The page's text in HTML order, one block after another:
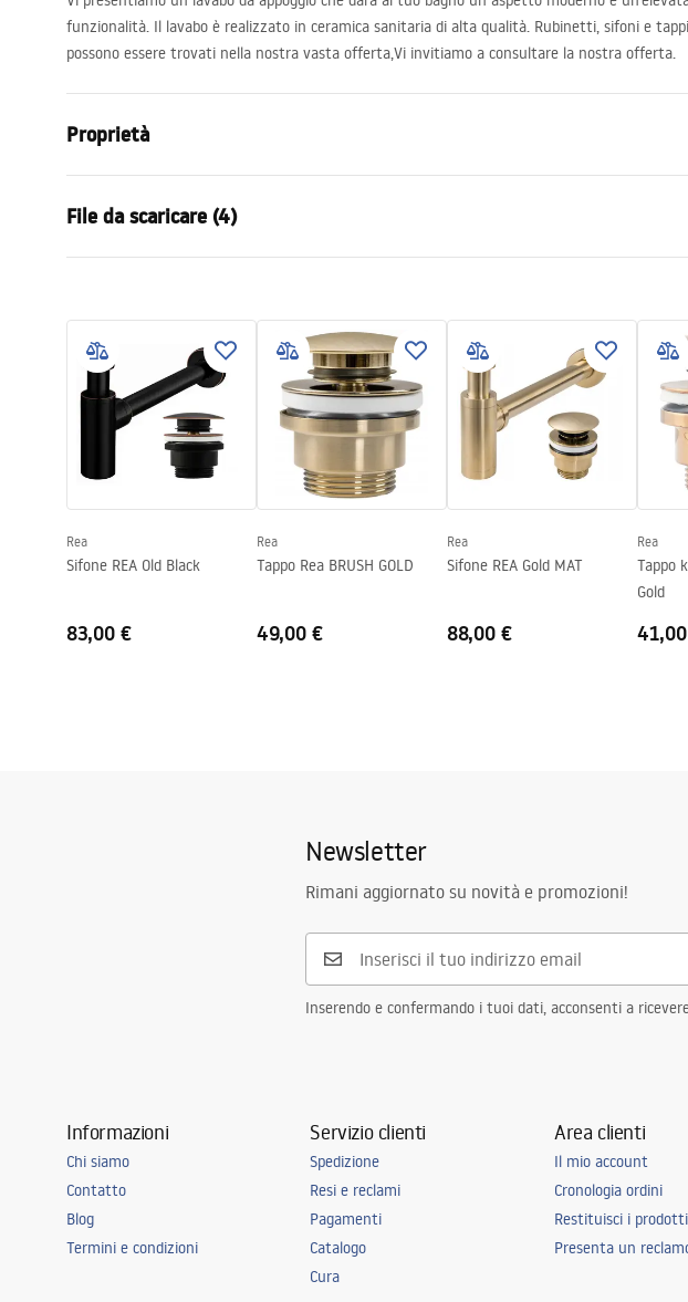
funzionalità. Il lavabo è realizzato in ceramica sanitaria di alta qualità. Rubinetti, sifoni e tappi
possono essere trovati nella nostra vasta offerta,Vi invitiamo a consultare la nostra offerta.
Proprietà
Materiale
Colore
Effetto pietra
Larghezza
mm
Altezza
140
mm
Profondità
Forma
Foro rubinetto
NO
Foro troppopieno
File da scaricare (4)
UMYWALKA SOFIA MINI AIAX SHINY
- NABLATOWA.pdf
Deklaracja Właściwości
Użytkowych
SOFIA MINI AIAX SHINY
Condizioni di garanzia
Warranty_Terms_and_Conditions_
Basins_-_5.pdf
Rea
Sifone REA Old Black
83,00 €
Rea
Tappo Rea BRUSH GOLD
49,00 €
Rea
Sifone REA Gold MAT
88,00 €
Rea
Tappo
Gold
Newsletter
Rimani aggiornato su novità e promozioni!
Inserendo e confermando i tuoi dati, acconsenti a
Informazioni
Chi siamo
Contatto
Blog
Termini e condizioni
Servizio clienti
Spedizione
Resi e reclami
Pagamenti
Catalogo
Cura
Area clienti
Il mio account
Cronologia ordini
Restituisci i prodotti
Presenta un